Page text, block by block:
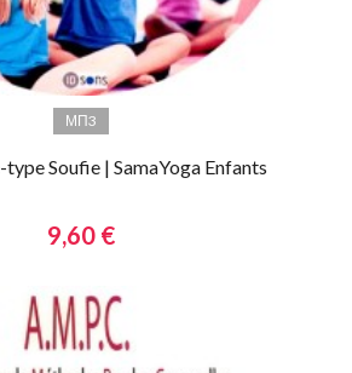
МП3
type Soufie | SamaYoga Enfants
9,60 €